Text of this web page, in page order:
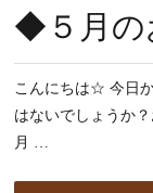
◆５月
こんにちは☆ 今日
はないでしょうか
月 …